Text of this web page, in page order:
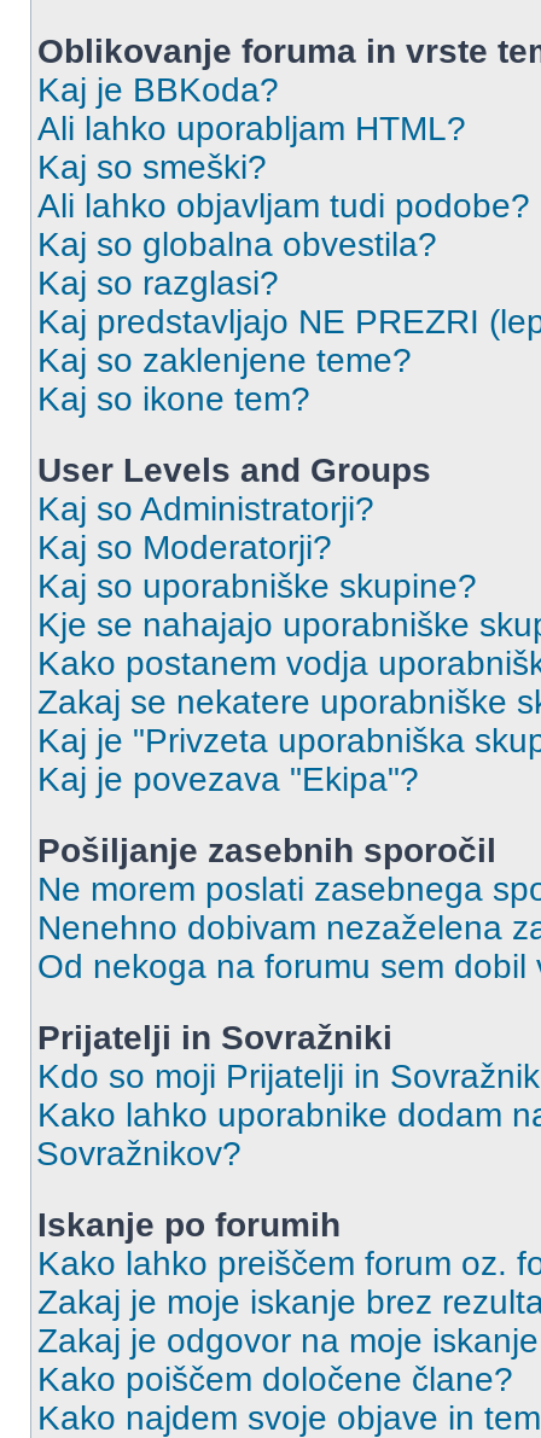
Oblikovanje foruma in vrste
Kaj je BBKoda?
Ali lahko uporabljam HTML?
Kaj so smeški?
Ali lahko objavljam tudi podobe?
Kaj so globalna obvestila?
Kaj so razglasi?
Kaj predstavljajo NE PREZRI
Kaj so zaklenjene teme?
Kaj so ikone tem?
User Levels and Groups
Kaj so Administratorji?
Kaj so Moderatorji?
Kaj so uporabniške skupine?
Kje se nahajajo uporabniške
Kako postanem vodja
Zakaj se nekatere uporabniške
Kaj je "Privzeta uporabniška
Kaj je povezava "Ekipa"?
Pošiljanje zasebnih sporočil
Ne morem poslati zasebnega
Nenehno dobivam nezaželena
Od nekoga na forumu sem
Prijatelji in Sovražniki
Kdo so moji Prijatelji in
Kako lahko uporabnike dodam
Sovražnikov?
Iskanje po forumih
Kako lahko preiščem forum oz.
Zakaj je moje iskanje brez
Zakaj je odgovor na moje
Kako poiščem določene člane?
Kako najdem svoje objave in